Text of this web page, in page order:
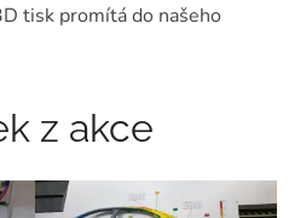
tisk promítá do našeho
z akce